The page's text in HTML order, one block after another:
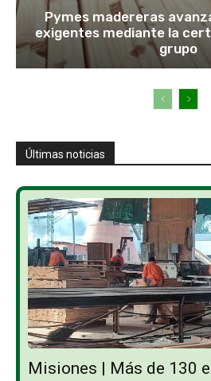
Pymes madereras
exigentes mediante la
grupo
Últimas noticias
Misiones | Más de 130